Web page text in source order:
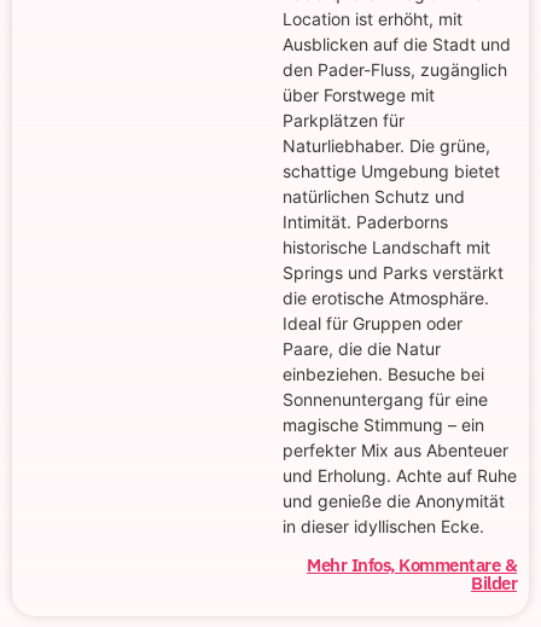
Location ist erhöht, mit
Ausblicken auf die Stadt und
den Pader-Fluss, zugänglich
über Forstwege mit
Parkplätzen für
Naturliebhaber. Die grüne,
schattige Umgebung bietet
natürlichen Schutz und
Intimität. Paderborns
historische Landschaft mit
Springs und Parks verstärkt
die erotische Atmosphäre.
Ideal für Gruppen oder
Paare, die die Natur
einbeziehen. Besuche bei
Sonnenuntergang für eine
magische Stimmung – ein
perfekter Mix aus Abenteuer
und Erholung. Achte auf Ruhe
und genieße die Anonymität
in dieser idyllischen Ecke.
Mehr Infos, Kommentare &
Bilder